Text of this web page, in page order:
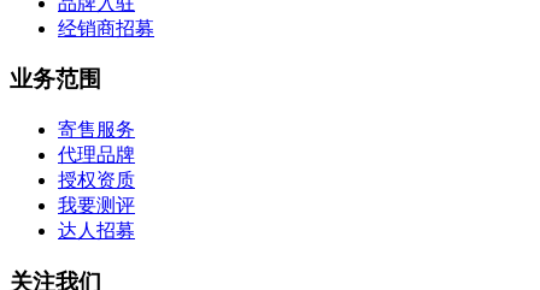
经销商招募
业务范围
寄售服务
代理品牌
授权资质
我要测评
达人招募
关注我们